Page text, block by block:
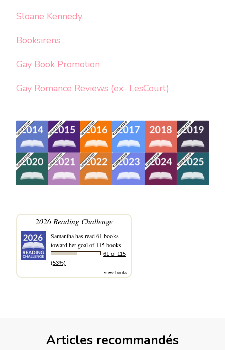
Sloane Kennedy
Booksirens
Gay Book Promotion
Gay Romance Reviews (ex- LesCourt)
2026 Reading Challenge
Samanthahas read 61 books
toward her goal of 115 books.
61 of 115
(53%)
view books
Articles recommandés